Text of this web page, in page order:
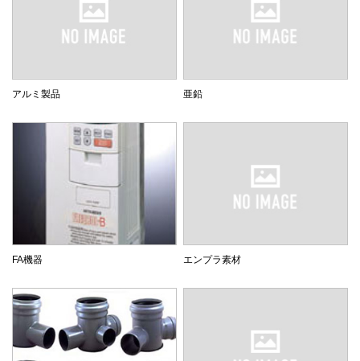
アルミ製品 亜鉛
FA機器 エンプラ素材